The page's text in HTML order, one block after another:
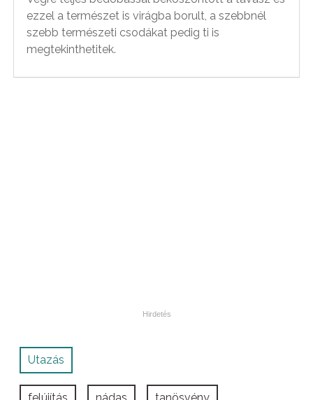
ezzel a természet is virágba borult, a szebbnél
szebb természeti csodákat pedig ti is
megtekinthetitek.
Utazás